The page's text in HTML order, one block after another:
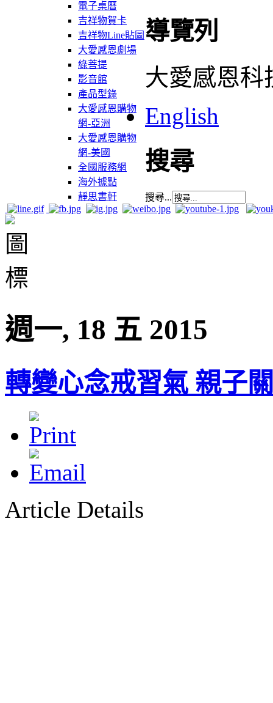
電子桌曆
吉祥物賀卡
吉祥物Line貼圖
大愛感恩劇場
綠菩提
影音館
產品型錄
大愛感恩購物
網-亞洲
大愛感恩購物
網-美國
全國服務網
海外據點
靜思書軒
導覽列
大愛感恩科
English
搜尋
搜尋...
週一, 18 五 2015
轉變心念戒習氣 親子
Article Details